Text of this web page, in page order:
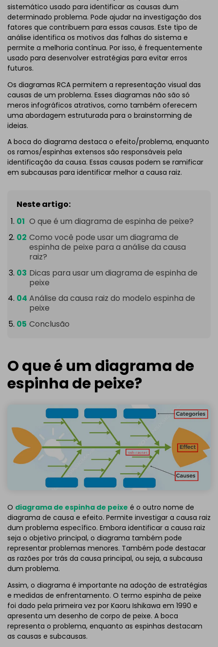
sistemático usado para identificar as causas dum
determinado problema. Pode ajudar na investigação dos
fatores que contribuem para essas causas. Este tipo de
análise identifica os motivos das falhas do sistema e
permite a melhoria contínua. Por isso, é frequentemente
usado para desenvolver estratégias para evitar erros
futuros.
Os diagramas RCA permitem a representação visual das
causas de um problema. Esses diagramas não são só
meros infográficos atrativos, como também oferecem
uma abordagem estruturada para o brainstorming de
ideias.
A boca do diagrama destaca o efeito/problema, enquanto
os ramos/espinhas extensos são responsáveis ​​pela
identificação da causa. Essas causas podem se ramificar
em subcausas para identificar melhor a causa raiz.
Neste artigo:
O que é um diagrama de espinha de peixe?
Como você pode usar um diagrama de
espinha de peixe para a análise da causa
raiz?
Dicas para usar um diagrama de espinha de
peixe
Análise da causa raiz do modelo espinha de
peixe
Conclusão
O que é um diagrama de
espinha de peixe?
O diagrama de espinha de peixe é o outro nome de
diagrama de causa e efeito. Permite investigar a causa raiz
dum problema específico. Embora identificar a causa raiz
seja o objetivo principal, o diagrama também pode
representar problemas menores. Também pode destacar
as razões por trás da causa principal, ou seja, a subcausa
dum problema.
Assim, o diagrama é importante na adoção de estratégias
e medidas de enfrentamento. O termo espinha de peixe
foi dado pela primeira vez por Kaoru Ishikawa em 1990 e
apresenta um desenho de corpo de peixe. A boca
representa o problema, enquanto as espinhas destacam
as causas e subcausas.